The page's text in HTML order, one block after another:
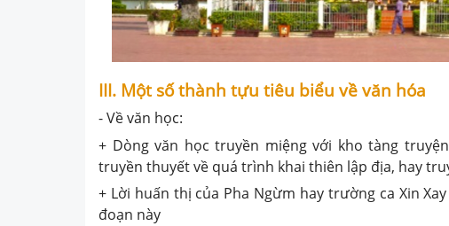
III. Một số thành tựu tiêu biểu về văn hóa
- Về văn học:
+ Dòng văn học truyền miệng với kho tàng
truyền thuyết về quá trình khai thiên lập địa, hay
+ Lời huấn thị của Pha Ngừm hay trường ca Xin
đoạn này